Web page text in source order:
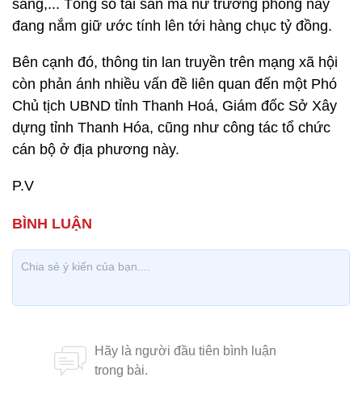
sang,... Tổng số tài sản mà nữ trưởng phòng này
đang nắm giữ ước tính lên tới hàng chục tỷ đồng.
Bên cạnh đó, thông tin lan truyền trên mạng xã hội
còn phản ánh nhiều vấn đề liên quan đến một Phó
Chủ tịch UBND tỉnh Thanh Hoá, Giám đốc Sở Xây
dựng tỉnh Thanh Hóa, cũng như công tác tổ chức
cán bộ ở địa phương này.
P.V